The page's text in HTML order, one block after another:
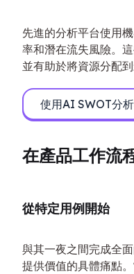
先進的分析平台使用
率和潛在流失風險。
並有助於將資源分配
使用AI SWOT分
在產品工作流
從特定用例開始
與其一夜之間完成全
提供價值的具體痛點